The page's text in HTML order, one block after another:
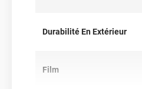
Durabilité En Extérieur
Film